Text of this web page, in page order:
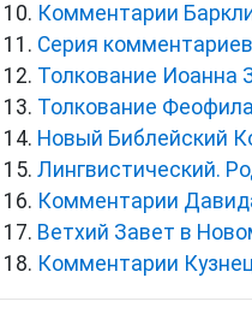
Комментарии
Серия
Толкование Иоанна
Толкование
Новый Библейский
Лингвистический.
Комментарии
Ветхий Завет в
Комментарии